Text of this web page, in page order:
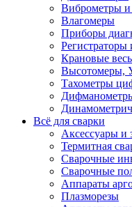
Виброметры и
Влагомеры
Приборы
Крановые
Высотомеры,
Тахометры
Всё для сварки
Аксессуары и
Термитная
Сварочные
Сварочные
Аппараты
Плазморезы